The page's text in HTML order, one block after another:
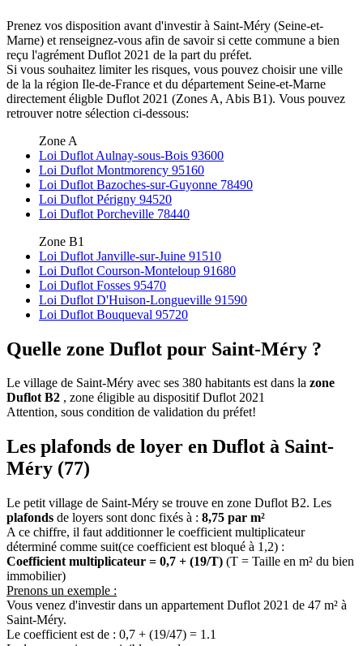
Prenez vos disposition avant d'investir à Saint-Méry (Seine-et-
Marne) et renseignez-vous afin de savoir si cette commune a bien
reçu l'agrément Duflot 2021 de la part du préfet.
Si vous souhaitez limiter les risques, vous pouvez choisir une ville
de la la région Ile-de-France et du département Seine-et-Marne
directement éligble Duflot 2021 (Zones A, Abis B1). Vous pouvez
retrouver notre sélection ci-dessous:
Zone A
Loi Duflot Aulnay-sous-Bois 93600
Loi Duflot Montmorency 95160
Loi Duflot Bazoches-sur-Guyonne 78490
Loi Duflot Périgny 94520
Loi Duflot Porcheville 78440
Zone B1
Loi Duflot Janville-sur-Juine 91510
Loi Duflot Courson-Monteloup 91680
Loi Duflot Fosses 95470
Loi Duflot D'Huison-Longueville 91590
Loi Duflot Bouqueval 95720
Quelle zone Duflot pour Saint-Méry ?
Le village de Saint-Méry avec ses 380 habitants est dans la zone
Duflot B2 , zone éligible au dispositif Duflot 2021
Attention, sous condition de validation du préfet!
Les plafonds de loyer en Duflot à Saint-
Méry (77)
Le petit village de Saint-Méry se trouve en zone Duflot B2. Les
plafonds de loyers sont donc fixés à : 8,75 par m²
A ce chiffre, il faut additionner le coefficient multiplicateur
déterminé comme suit(ce coefficient est bloqué à 1,2) :
Coefficient multiplicateur = 0,7 + (19/T) (T = Taille en m² du bien
immobilier)
Prenons un exemple :
Vous venez d'investir dans un appartement Duflot 2021 de 47 m² à
Saint-Méry.
Le coefficient est de : 0,7 + (19/47) = 1.1